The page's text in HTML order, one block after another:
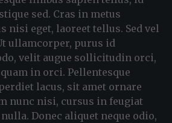
sed. Cras in metus
nisi eget, laoreet tellus. Sed vel
ullamcorper, purus id
velit augue sollicitudin orci,
in orci. Pellentesque
lacus, sit amet ornare
nunc nisi, cursus in feugiat
Donec aliquet neque odio,